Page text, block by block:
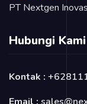
PT Nextgen
Hubungi Kami
Kontak :